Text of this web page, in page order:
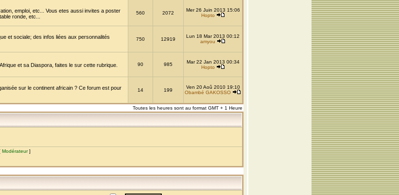
emploi, etc... Vous etes aussi invites a poster
ronde, etc...
560 2072
Mer 26 Juin 2013 15:06
Hopto
et sociale; des infos liées aux personnalités
750 12919
Lun 18 Mar 2013 00:12
amyou
et sa Diaspora, faites le sur cette rubrique. 90 985
Mar 22 Jan 2013 00:34
Hopto
sur le continent africain ? Ce forum est pour
14 199
Ven 20 Aoû 2010 19:10
Obambé GAKOSSO
Toutes les heures sont au format GMT + 1 Heure
Modérateur]